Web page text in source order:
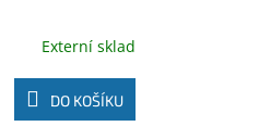
Externí sklad
DO KOŠÍKU